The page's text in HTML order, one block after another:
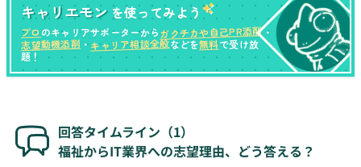
キャリエモン を使ってみよう
プロ のキャリアサポーターからガクチカや自己PR添削・
志望動機添削 ・キャリア相談全般などを無料で受け放
題！
回答タイムライン（1）
福祉からIT業界への志望理由、どう答える？